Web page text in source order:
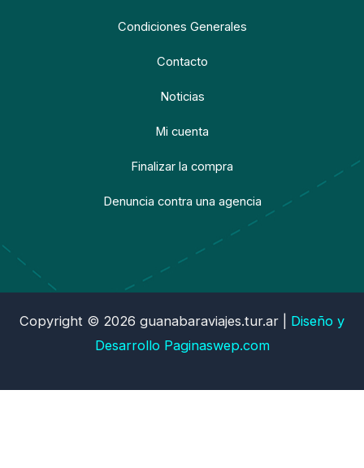
Condiciones Generales
Contacto
Noticias
Mi cuenta
Finalizar la compra
Denuncia contra una agencia
Copyright © 2026 guanabaraviajes.tur.ar | Diseño y
Desarrollo Paginaswep.com